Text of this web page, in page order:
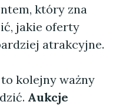
który zna
jakie oferty
atrakcyjne.
to kolejny ważny
Aukcje